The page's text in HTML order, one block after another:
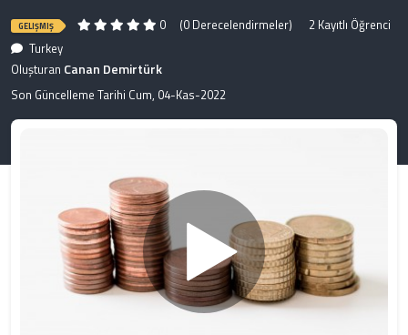
GELIŞMIŞ 0 (0 Derecelendirmeler)
2 Kayıtlı Öğrenci
Turkey
Oluşturan Canan Demirtürk
Son Güncelleme Tarihi Cum, 04-Kas-2022